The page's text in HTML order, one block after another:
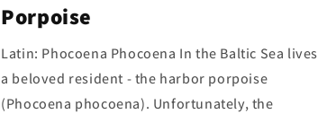
Porpoise
Latin: Phocoena Phocoena In the Baltic Sea lives
a beloved resident - the harbor porpoise
(Phocoena phocoena). Unfortunately, the